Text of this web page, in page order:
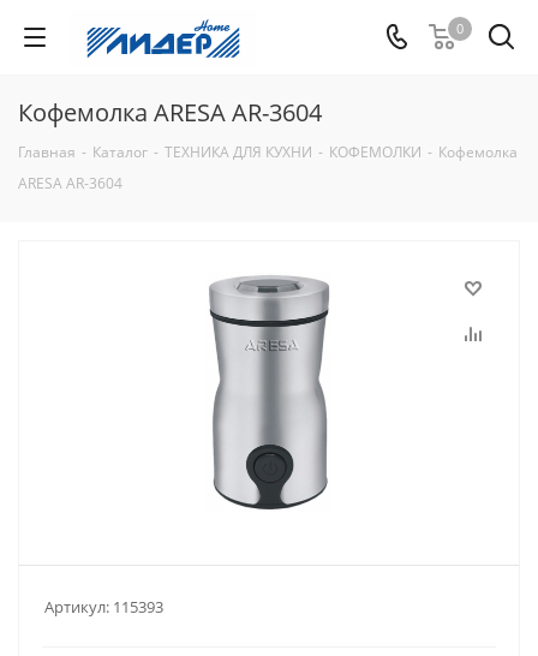
0
Кофемолка ARESA AR-3604
Главная - Каталог - ТЕХНИКА ДЛЯ КУХНИ - КОФЕМОЛКИ - Кофемолка
ARESA AR-3604
Артикул: 115393